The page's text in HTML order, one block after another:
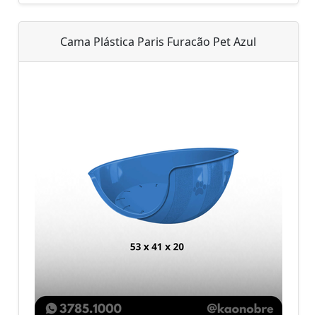
Cama Plástica Paris Furacão Pet Azul